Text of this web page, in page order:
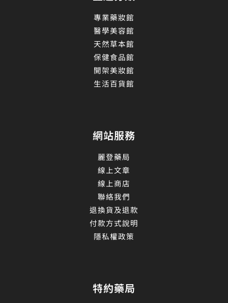
專業藥妝館
醫學美容館
天然草本館
保健食品館
開架美妝館
生活百貨館
網站服務
麗登藥局
線上文章
線上商店
聯絡我們
退換貨及退款
付款方式說明
隱私權政策
特約藥局